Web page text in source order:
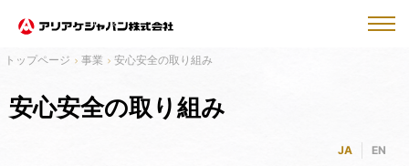
事業 安心安全の取り組み
安心安全の取り組み
JA EN